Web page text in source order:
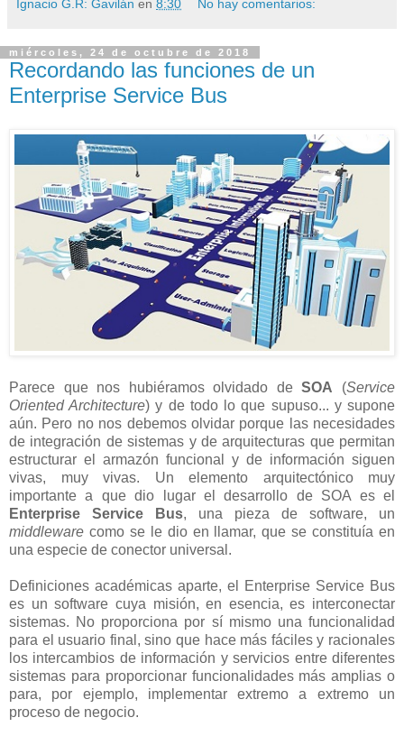
Ignacio G.R: Gavilán en 8:30 No hay comentarios:
miércoles, 24 de octubre de 2018
Recordando las funciones de un
Enterprise Service Bus
Parece que nos hubiéramos olvidado deSOA (Service
Oriented Architecture) y de todo lo que supuso... y supone
aún. Pero no nos debemos olvidar porque las necesidades
de integración de sistemas y de arquitecturas que permitan
estructurar el armazón funcional y de información siguen
vivas, muy vivas. Un elemento arquitectónico muy
importante a que dio lugar el desarrollo de SOA es el
Enterprise Service Bus, una pieza de software, un
middleware como se le dio en llamar, que se constituía en
una especie de conector universal.
Definiciones académicas aparte, el Enterprise Service Bus
es un software cuya misión, en esencia, es interconectar
sistemas. No proporciona por sí mismo una funcionalidad
para el usuario final, sino que hace más fáciles y racionales
los intercambios de información y servicios entre diferentes
sistemas para proporcionar funcionalidades más amplias o
para, por ejemplo, implementar extremo a extremo un
proceso de negocio.